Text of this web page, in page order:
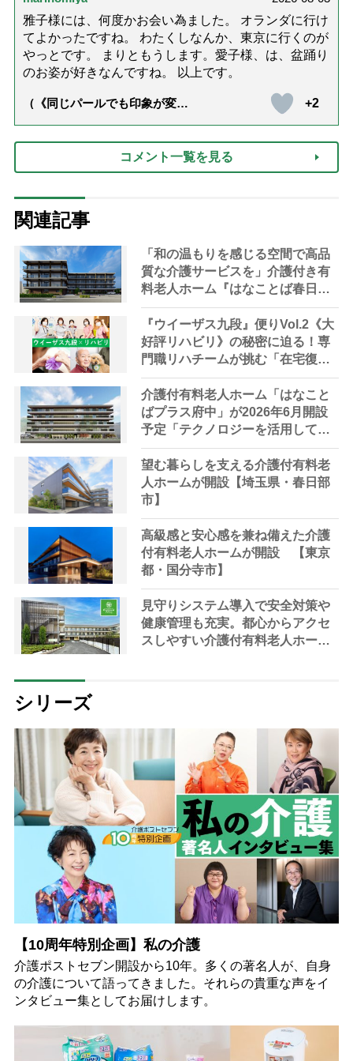
雅子様には、何度かお会い為ました。 オランダに行け
てよかったですね。 わたくしなんか、東京に行くのが
やっとです。 まりともうします。愛子様、は、盆踊り
のお姿が好きなんですね。 以上です。
（《同じパールでも印象が変
の夏ネックレス」上品＆涼しげ
に見せる4つの法則）
+2
コメント一覧を見る
関連記事
「和の温もりを感じる空間で高品
質な介護サービスを」介護付き有
料老人ホーム『はなことば春日
部』来春オープン【埼玉県・春日
部市】
『ウイーザス九段』便りVol.2《大
好評リハビリ》の秘密に迫る！専
門職リハチームが挑む「在宅復帰
の可能性を広げる」「人生の幸福
を追求する」 “リハビリ革命”と
は？
介護付有料老人ホーム「はなこと
ばプラス府中」が2026年6月開設
予定「テクノロジーを活用して高
品質な介護サービスを提供」【東
京都・府中市】
望む暮らしを支える介護付有料老
人ホームが開設【埼玉県・春日部
市】
高級感と安心感を兼ね備えた介護
付有料老人ホームが開設 【東京
都・国分寺市】
見守りシステム導入で安全対策や
健康管理も充実。都心からアクセ
スしやすい介護付有料老人ホーム
シリーズ
【10周年特別企画】私の介護
介護ポストセブン開設から10年。多くの著名人が、自身
の介護について語ってきました。それらの貴重な声をイ
ンタビュー集としてお届けします。